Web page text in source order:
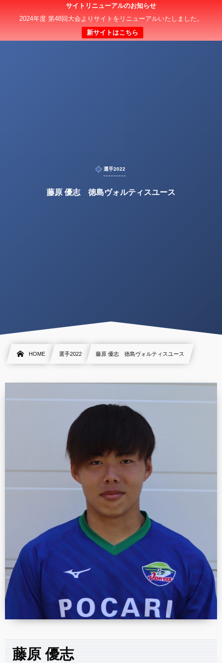
サイトリニューアルのお知らせ
2024年度 第48回大会よりサイトをリニューアルいたしました。
新サイトはこちら
選手2022
藤原 優志 徳島ヴォルティスユース
HOME 選手2022 藤原 優志 徳島ヴォルティスユース
藤原 優志